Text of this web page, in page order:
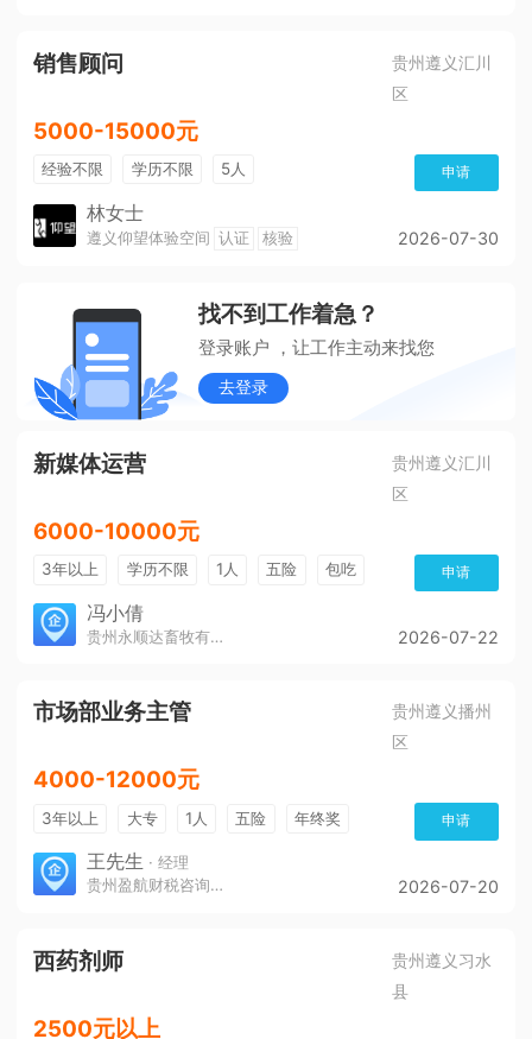
销售顾问
贵州遵义汇川
区
5000-15000元
经验不限 学历不限 5人 申请
林女士
遵义仰望体验空间 认证 核验 2026-07-30
找不到工作着急？
登录账户 ，让工作主动来找您
去登录
新媒体运营
贵州遵义汇川
区
6000-10000元
3年以上 学历不限 1人 五险 包吃 申请
冯小倩
贵州永顺达畜牧有限公司 2026-07-22
市场部业务主管
贵州遵义播州
区
4000-12000元
3年以上 大专 1人 五险
年终奖
免费培训
环境好
申请
王先生 · 经理
贵州盈航财税咨询服务有限公司
2026-07-20
西药剂师
贵州遵义习水
县
2500元以上